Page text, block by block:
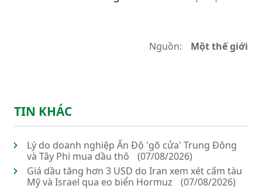
Nguồn: Một thế giới
TIN KHÁC
Lý do doanh nghiệp Ấn Độ 'gõ cửa' Trung Đông
và Tây Phi mua dầu thô
(07/08/2026)
Giá dầu tăng hơn 3 USD do Iran xem xét cấm tàu
Mỹ và Israel qua eo biển Hormuz
(07/08/2026)